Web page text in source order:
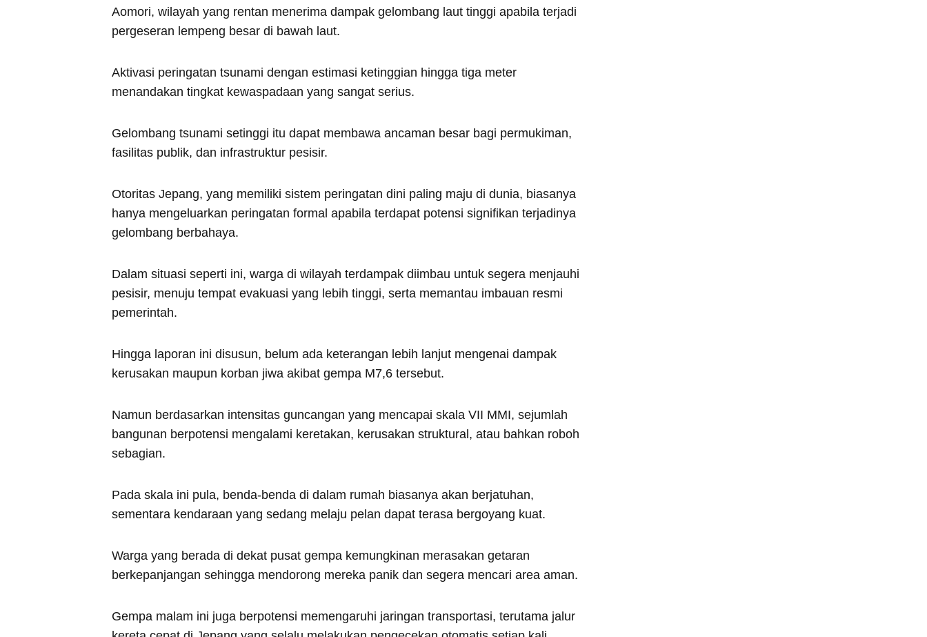
Aomori, wilayah yang rentan menerima dampak gelombang laut tinggi apabila terjadi
pergeseran lempeng besar di bawah laut.
Aktivasi peringatan tsunami dengan estimasi ketinggian hingga tiga meter
menandakan tingkat kewaspadaan yang sangat serius.
Gelombang tsunami setinggi itu dapat membawa ancaman besar bagi permukiman,
fasilitas publik, dan infrastruktur pesisir.
Otoritas Jepang, yang memiliki sistem peringatan dini paling maju di dunia, biasanya
hanya mengeluarkan peringatan formal apabila terdapat potensi signifikan terjadinya
gelombang berbahaya.
Dalam situasi seperti ini, warga di wilayah terdampak diimbau untuk segera menjauhi
pesisir, menuju tempat evakuasi yang lebih tinggi, serta memantau imbauan resmi
pemerintah.
Hingga laporan ini disusun, belum ada keterangan lebih lanjut mengenai dampak
kerusakan maupun korban jiwa akibat gempa M7,6 tersebut.
Namun berdasarkan intensitas guncangan yang mencapai skala VII MMI, sejumlah
bangunan berpotensi mengalami keretakan, kerusakan struktural, atau bahkan roboh
sebagian.
Pada skala ini pula, benda-benda di dalam rumah biasanya akan berjatuhan,
sementara kendaraan yang sedang melaju pelan dapat terasa bergoyang kuat.
Warga yang berada di dekat pusat gempa kemungkinan merasakan getaran
berkepanjangan sehingga mendorong mereka panik dan segera mencari area aman.
Gempa malam ini juga berpotensi memengaruhi jaringan transportasi, terutama jalur